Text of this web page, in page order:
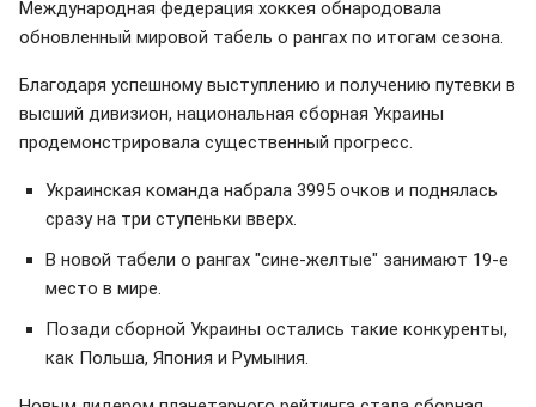
Международная федерация хоккея обнародовала
обновленный мировой табель о рангах по итогам сезона.
Благодаря успешному выступлению и получению путевки в
высший дивизион, национальная сборная Украины
продемонстрировала существенный прогресс.
Украинская команда набрала 3995 очков и поднялась
сразу на три ступеньки вверх.
В новой табели о рангах "сине-желтые" занимают 19-е
место в мире.
Позади сборной Украины остались такие конкуренты,
как Польша, Япония и Румыния.